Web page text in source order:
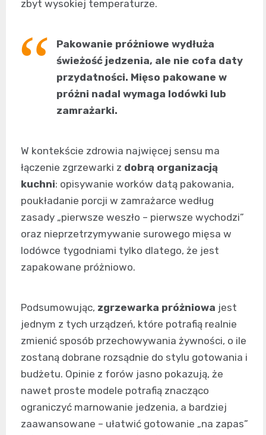
zbyt wysokiej temperaturze.
Pakowanie próżniowe wydłuża
świeżość jedzenia, ale nie cofa daty
przydatności. Mięso pakowane w
próżni nadal wymaga lodówki lub
zamrażarki.
W kontekście zdrowia najwięcej sensu ma
łączenie zgrzewarki z dobrą organizacją
kuchni: opisywanie worków datą pakowania,
poukładanie porcji w zamrażarce według
zasady „pierwsze weszło – pierwsze wychodzi”
oraz nieprzetrzymywanie surowego mięsa w
lodówce tygodniami tylko dlatego, że jest
zapakowane próżniowo.
Podsumowując, zgrzewarka próżniowa jest
jednym z tych urządzeń, które potrafią realnie
zmienić sposób przechowywania żywności, o ile
zostaną dobrane rozsądnie do stylu gotowania i
budżetu. Opinie z forów jasno pokazują, że
nawet proste modele potrafią znacząco
ograniczyć marnowanie jedzenia, a bardziej
zaawansowane – ułatwić gotowanie „na zapas”